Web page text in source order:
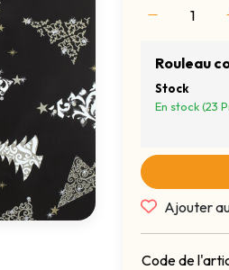
Rouleau
Stock
En stock (23
Ajouter
Code de